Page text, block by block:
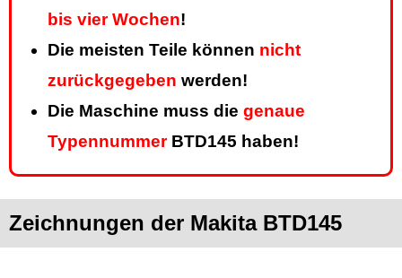
bis vier Wochen!
Die meisten Teile können nicht
zurückgegeben werden!
Die Maschine muss die genaue
TypennummerBTD145 haben!
Zeichnungen der Makita BTD145